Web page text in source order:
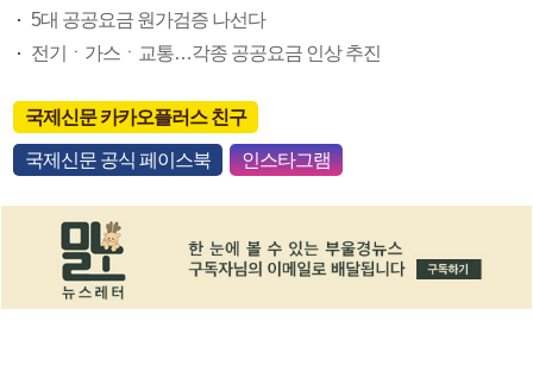
5대 공공요금 원가검증 나선다
전기ㆍ가스ㆍ교통…각종 공공요금 인상 추진
국제신문 카카오플러스 친구
국제신문 공식 페이스북 인스타그램